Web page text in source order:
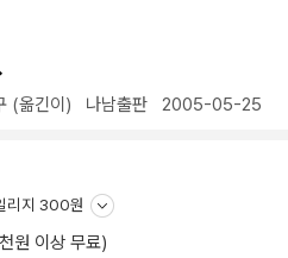
(옮긴이) 나남출판 2005-05-25
리지 300원
원 이상 무료)